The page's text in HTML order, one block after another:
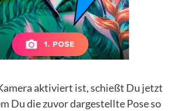
aktiviert ist, schießt Du jetzt
Du die zuvor dargestellte Pose so